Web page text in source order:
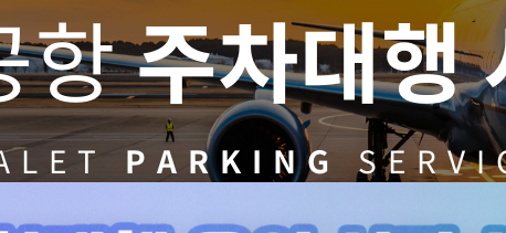
항주차대행
PARKING